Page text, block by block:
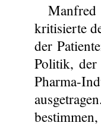
kritisierte
der
Politik, der
Pharma-